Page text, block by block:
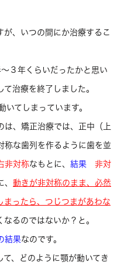
が、いつの間にか治療するこ
３年くらいだったかと思い
治療を終了しました。
いてしまっています。
は、矯正治療では、正中（上
称な歯列を作るように歯を並
非対称なもとに、 結果 非対
動きが非対称のまま、 必然
ったら、 つじつまがあわな
なるのではないか？と。
結果なのです。
、どのように顎が動いてき